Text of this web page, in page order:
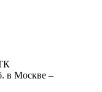
в Москве –